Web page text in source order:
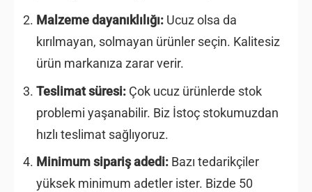
Malzeme dayanıklılığı: Ucuz olsa da
kırılmayan, solmayan ürünler seçin. Kalitesiz
ürün markanıza zarar verir.
Teslimat süresi: Çok ucuz ürünlerde stok
problemi yaşanabilir. Biz İstoç stokumuzdan
hızlı teslimat sağlıyoruz.
Minimum sipariş adedi: Bazı tedarikçiler
yüksek minimum adetler ister. Bizde 50